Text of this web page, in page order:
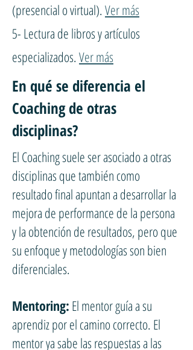
(presencial o virtual). Ver más
5- Lectura de libros y artículos
especializados. Ver más
En qué se diferencia el
Coaching de otras
disciplinas?
El Coaching suele ser asociado a otras
disciplinas que también como
resultado final apuntan a desarrollar la
mejora de performance de la persona
y la obtención de resultados, pero que
su enfoque y metodologías son bien
diferenciales.
Mentoring: El mentor guía a su
aprendiz por el camino correcto. El
mentor ya sabe las respuestas a las